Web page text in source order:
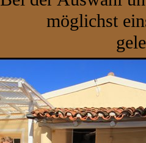
möglichst